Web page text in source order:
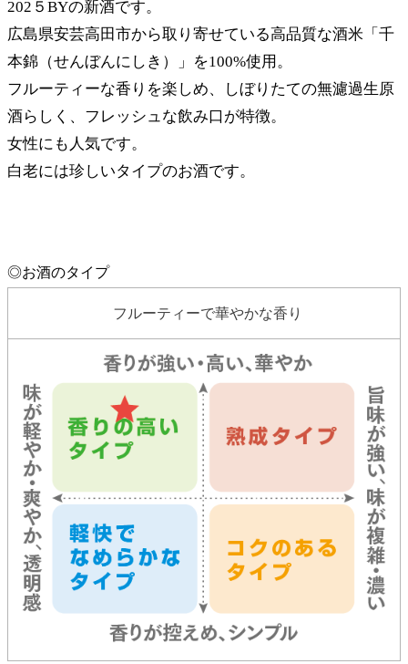
202５BYの新酒です。
広島県安芸高田市から取り寄せている高品質な酒米「千
本錦（せんぼんにしき）」を100%使用。
フルーティーな香りを楽しめ、しぼりたての無濾過生原
酒らしく、フレッシュな飲み口が特徴。
女性にも人気です。
白老には珍しいタイプのお酒です。
◎お酒のタイプ
フルーティーで華やかな香り